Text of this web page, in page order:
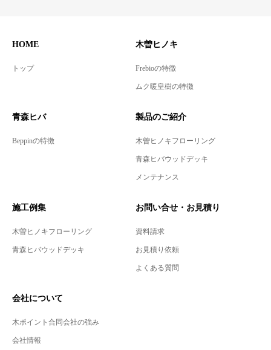
HOME
トップ
木曽ヒノキ
Frebioの特徴
ムク暖皇樹の特徴
青森ヒバ
Beppinの特徴
製品のご紹介
木曽ヒノキフローリング
青森ヒバウッドデッキ
メンテナンス
施工例集
木曽ヒノキフローリング
青森ヒバウッドデッキ
お問い合せ・お見積り
資料請求
お見積り依頼
よくある質問
会社について
木ポイント合同会社の強み
会社情報